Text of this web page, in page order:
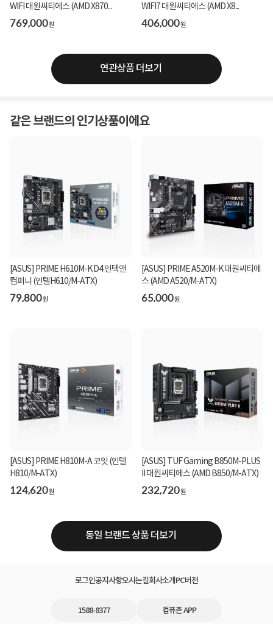
WIFI 대원씨티에스 (AMD X870...
769,000원
WIFI7 대원씨티에스 (AMD X8...
406,000원
연관상품 더보기
같은 브랜드의 인기상품이에요
[ASUS] PRIME H610M-K D4 인텍앤
컴퍼니 (인텔H610/M-ATX)
79,800원
[ASUS] PRIME A520M-K 대원씨티에
스 (AMD A520/M-ATX)
65,000원
[ASUS] PRIME H810M-A 코잇 (인텔
H810/M-ATX)
124,620원
[ASUS] TUF Gaming B850M-PLUS
II 대원씨티에스 (AMD B850/M-ATX)
232,720원
동일 브랜드 상품 더보기
로그인공지사항오시는길회사소개PC버전
1588-8377 컴퓨존 APP